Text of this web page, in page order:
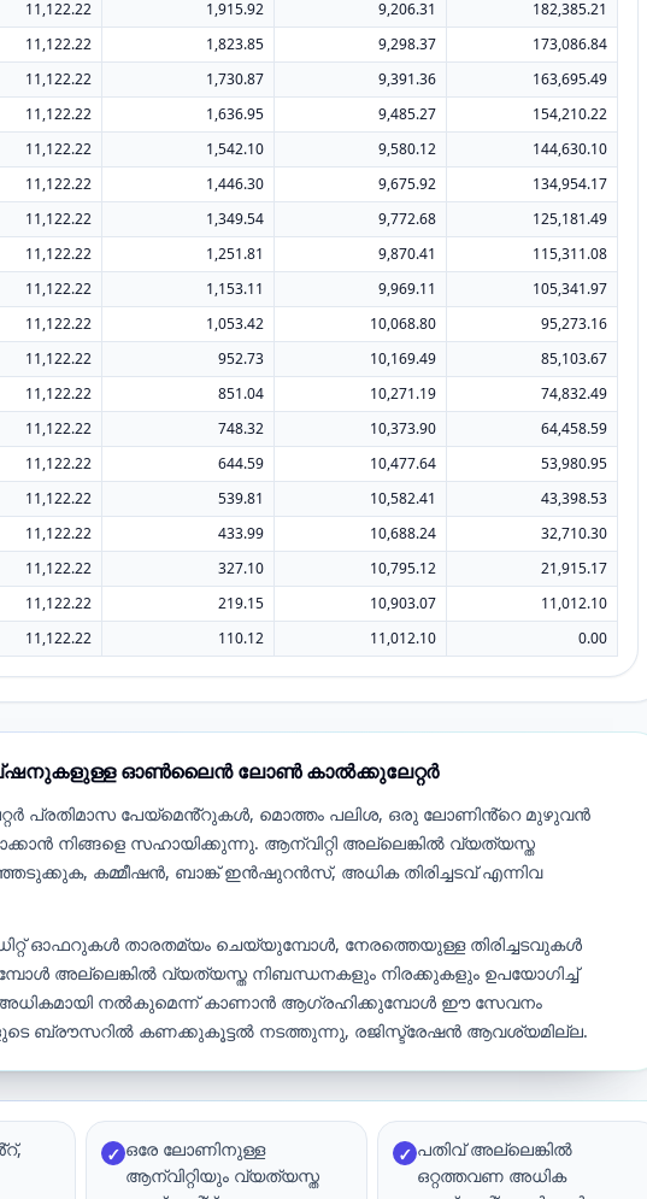
11,122.22 1,915.92 9,206.31
182,385.21
11,122.22 1,823.85 9,298.37
173,086.84
11,122.22 1,730.87 9,391.36
163,695.49
11,122.22 1,636.95 9,485.27
154,210.22
11,122.22 1,542.10 9,580.12
144,630.10
11,122.22 1,446.30 9,675.92
134,954.17
11,122.22 1,349.54 9,772.68
125,181.49
11,122.22 1,251.81 9,870.41
115,311.08
11,122.22 1,153.11 9,969.11
105,341.97
11,122.22 1,053.42 10,068.80
95,273.16
11,122.22 952.73 10,169.49
85,103.67
11,122.22 851.04 10,271.19
74,832.49
11,122.22 748.32 10,373.90
64,458.59
11,122.22 644.59 10,477.64
53,980.95
11,122.22 539.81 10,582.41
43,398.53
11,122.22 433.99 10,688.24
32,710.30
11,122.22 327.10 10,795.12
21,915.17
11,122.22 219.15 10,903.07
11,012.10
11,122.22 110.12 11,012.10 0.00
ഓൺലൈൻ ലോൺ കാൽക്കുലേറ്റർ
പ്രതിമാസ പേയ്‌മെൻ്റുകൾ, മൊത്തം പലിശ, ഒരു ലോണിൻ്റെ മുഴുവൻ
നിങ്ങളെ സഹായിക്കുന്നു. ആന്വിറ്റി അല്ലെങ്കിൽ വ്യത്യസ്ത
കമ്മീഷൻ, ബാങ്ക് ഇൻഷുറൻസ്, അധിക തിരിച്ചടവ് എന്നിവ
ഓഫറുകൾ താരതമ്യം ചെയ്യുമ്പോൾ, നേരത്തെയുള്ള തിരിച്ചടവുകൾ
അല്ലെങ്കിൽ വ്യത്യസ്ത നിബന്ധനകളും നിരക്കുകളും ഉപയോഗിച്ച്
നൽകുമെന്ന് കാണാൻ ആഗ്രഹിക്കുമ്പോൾ ഈ സേവനം
ബ്രൗസറിൽ കണക്കുകൂട്ടൽ നടത്തുന്നു, രജിസ്ട്രേഷൻ ആവശ്യമില്ല.
✓ ഒരേ ലോണിനുള്ള
ആന്വിറ്റിയും വ്യത്യസ്ത
✓ പതിവ് അല്ലെങ്കിൽ
ഒറ്റത്തവണ അധിക